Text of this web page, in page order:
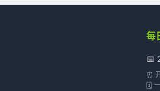
每
📅
⏰
🗓️